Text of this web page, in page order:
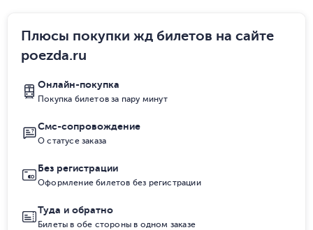
Плюсы покупки жд билетов на сайте
poezda.ru
Онлайн-покупка
Покупка билетов за пару минут
Смс-сопровождение
О статусе заказа
Без регистрации
Оформление билетов без регистрации
Туда и обратно
Билеты в обе стороны в одном заказе